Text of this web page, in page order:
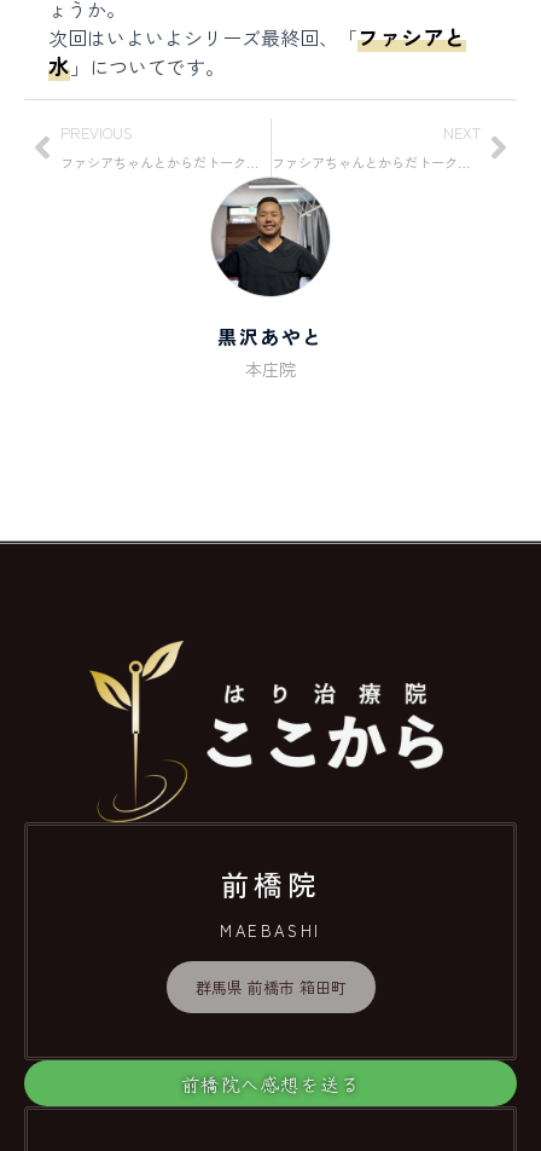
ょうか。
次回はいよいよシリーズ最終回、「ファシアと
水 」についてです。
PREVIOUS NEXT
黒沢あやと
本庄院
前橋院
MAEBASHI
群馬県 前橋市 箱田町
前橋院へ感想を送る